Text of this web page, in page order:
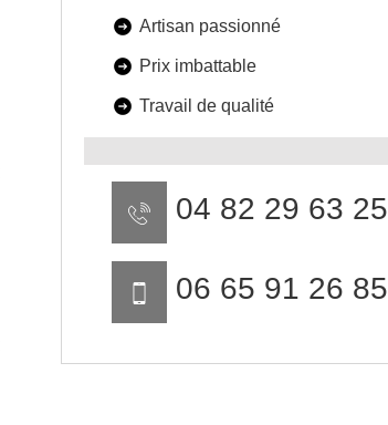
Artisan passionné
Prix imbattable
Travail de qualité
04 82 29 63 25
06 65 91 26 85